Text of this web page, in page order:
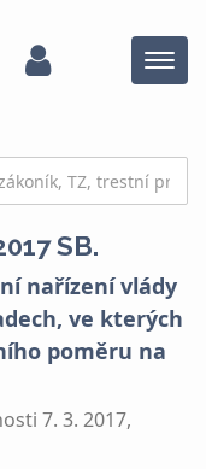
Menu
SB.
nařízení vlády
ve kterých
poměru na
7. 3. 2017,